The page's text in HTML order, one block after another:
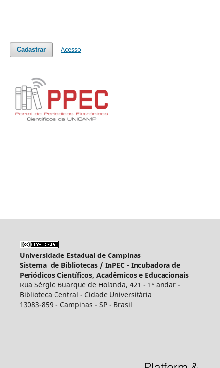
Cadastrar Acesso
Universidade Estadual de Campinas
Sistema de Bibliotecas / InPEC - Incubadora de
Periódicos Científicos, Acadêmicos e Educacionais
Rua Sérgio Buarque de Holanda, 421 - 1º andar -
Biblioteca Central - Cidade Universitária
13083-859 - Campinas - SP - Brasil